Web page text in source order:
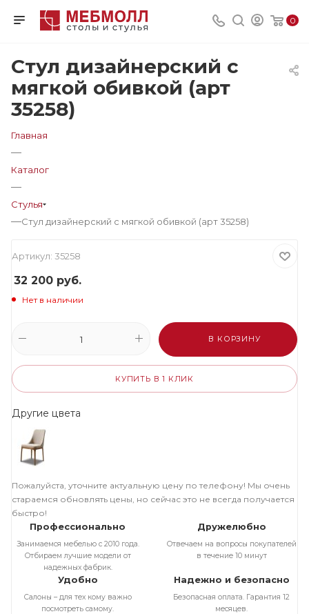
0
Стул дизайнерский с
мягкой обивкой (арт
35258)
Главная
—
Каталог
—
Стулья
—Стул дизайнерский с мягкой обивкой (арт 35258)
Артикул: 35258
32 200 руб.
Нет в наличии
В КОРЗИНУ
КУПИТЬ В 1 КЛИК
Другие цвета
Пожалуйста, уточните актуальную цену по телефону! Мы очень
стараемся обновлять цены, но сейчас это не всегда получается
быстро!
Профессионально
Занимаемся мебелью с 2010 года.
Отбираем лучшие модели от
надежных фабрик.
Дружелюбно
Отвечаем на вопросы покупателей
в течение 10 минут
Удобно
Салоны – для тех кому важно
посмотреть самому.
Надежно и безопасно
Безопасная оплата. Гарантия 12
месяцев.